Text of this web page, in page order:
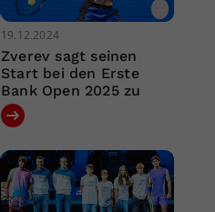
19.12.2024
Zverev sagt seinen
Start bei den Erste
Bank Open 2025 zu